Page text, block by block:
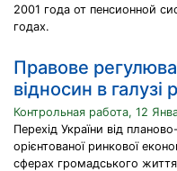
2001 года от пенсионной
годах.
Правове
відносин в галузі
Контрольная работа, 12
Перехід України від
орієнтованої ринкової
сферах громадського